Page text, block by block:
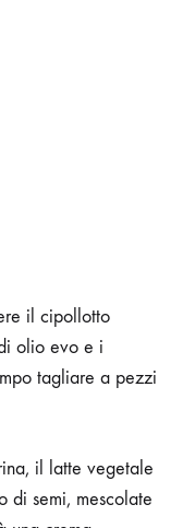
il cipollotto
olio evo e i
tagliare a pezzi
il latte vegetale
di semi, mescolate